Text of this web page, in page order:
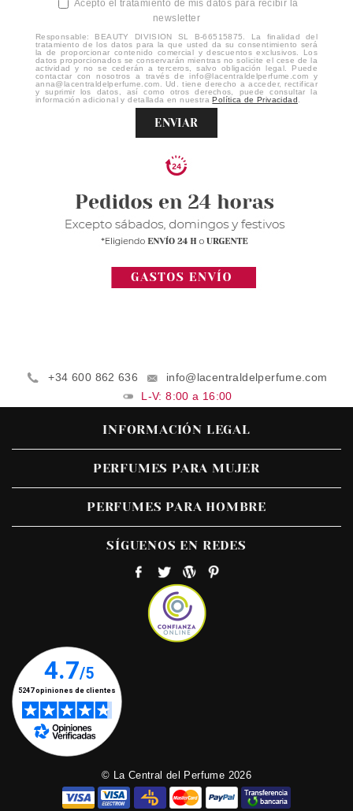
Acepto el tratamiento de mis datos para recibir la
newsletter
Responsable: BEAUTY DIVISION SL B-66515875. La finalidad del
tratamiento de los datos para la que usted da su consentimiento será
la de proporcionar contenido comercial y descuentos exclusivos. Los
datos proporcionados se conservarán mientras no solicite el cese de la
actividad y no se cederán a terceros, salvo obligación legal. Puede
contactar con nosotros a través de info@lacentraldelperfume.com y
anna@lacentraldelperfume.com. Ud. tiene derecho a acceder, rectificar
y suprimir los datos, así como otros derechos, puede consultar la
información adicional y detallada en nuestraPolítica de Privacidad
ENVIAR
+34 600 862 636
info@lacentraldelperfume.com
L-V: 8:00 a 16:00
INFORMACIÓN LEGAL
PERFUMES PARA MUJER
PERFUMES PARA HOMBRE
SÍGUENOS EN REDES
© La Central del Perfume 2026